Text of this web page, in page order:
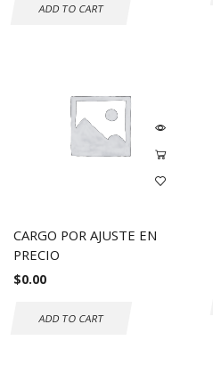
ADD TO CART
CARGO POR AJUSTE EN
PRECIO
$0.00
ADD TO CART